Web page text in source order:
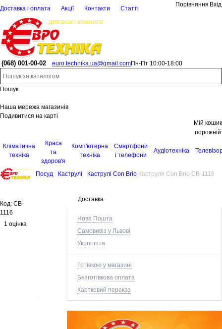
Доставка і оплата Акції Контакти Статті
Порівняння Вхід
(068) 001-00-02 euro.technika.ua@gmail.comПн-Пт 10:00-18:00
Пошук
Наша мережа магазинів
Подивитися на карті
Мій кошик
порожній
Кліматична
техніка
Краса
та
здоров'я
Комп'ютерна
техніка
Смартфони
і телефони
Аудіотехніка
Посуд Каструлі Каструлі Con Brio Каструля Con Brio CB-1116
Доставка
Нова Пошта
Самовивіз у Львові
Укрпошта
Готівкою у магазині
Безготівкова оплата
Картковий переказ
Код: CB-
1116
1 оцінка